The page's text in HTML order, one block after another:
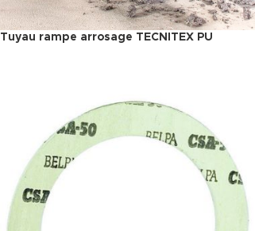
Tuyau rampe arrosage TECNITEX PU